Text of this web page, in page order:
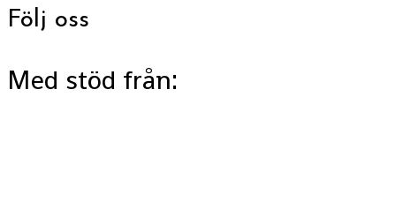
Följ oss
Med stöd från: